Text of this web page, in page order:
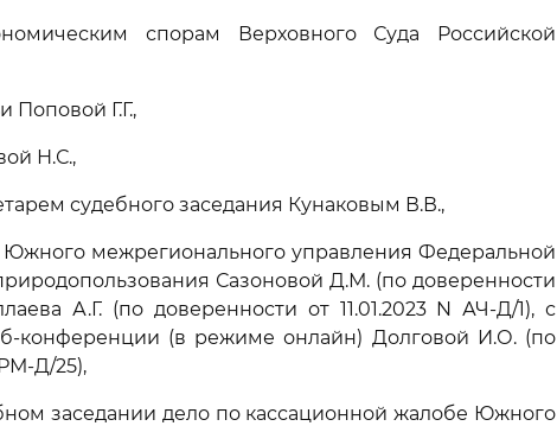
спорам Верховного Суда Российской
Поповой Г.Г.,
Н.С.,
судебного заседания Кунаковым В.В.,
Южного межрегионального управления Федеральной
Сазоновой Д.М. (по доверенности
А.Г. (по доверенности от 11.01.2023 N АЧ-Д/1), с
конференции (в режиме онлайн) Долговой И.О. (по
Д/25),
заседании дело по кассационной жалобе Южного